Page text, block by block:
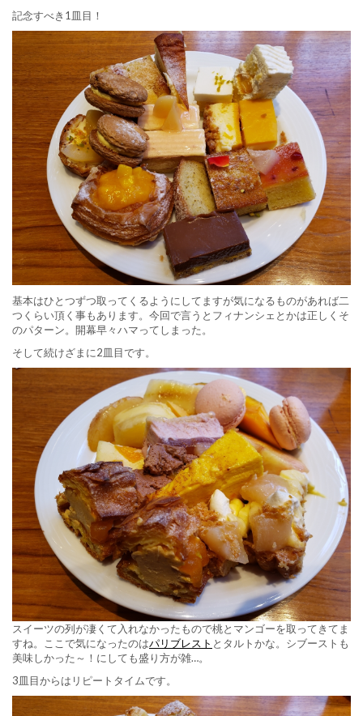
記念すべき1皿目！
基本はひとつずつ取ってくるようにしてますが気になるものがあれば二
つくらい頂く事もあります。今回で言うとフィナンシェとかは正しくそ
のパターン。開幕早々ハマってしまった。
そして続けざまに2皿目です。
スイーツの列が凄くて入れなかったもので桃とマンゴーを取ってきてま
すね。ここで気になったのはパリブレスト とタルトかな。シブーストも
美味しかった～！にしても盛り方が雑…。
3皿目からはリピートタイムです。